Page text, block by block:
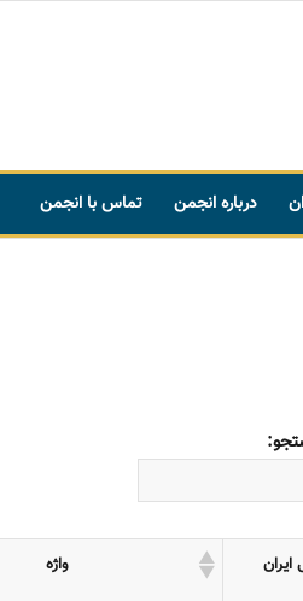
درباره انجمن تماس با انجمن
واژه ایران